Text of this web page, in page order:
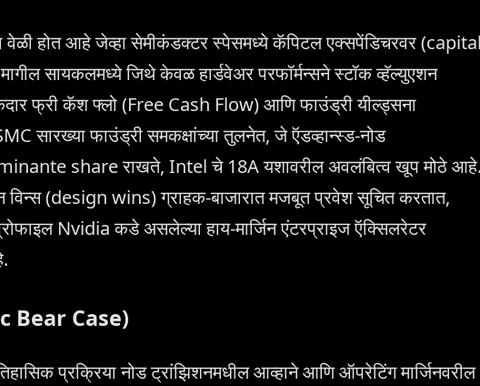
होत आहे जेव्हा सेमीकंडक्टर स्पेसमध्ये कॅपिटल एक्सपेंडिचरवर
सायकलमध्ये जिथे केवळ हार्डवेअर परफॉर्मन्सने स्टॉक व्हॅल्युएशन
फ्री कॅश फ्लो (Free Cash Flow) आणि फाउंड्री यील्ड्सना
सारख्या फाउंड्री समकक्षांच्या तुलनेत, जे ऍडव्हान्स्ड-नोड
share राखते, Intel चे 18A यशावरील अवलंबित्व खूप मोठे
विन्स (design wins) ग्राहक-बाजारात मजबूत प्रवेश सूचित करतात,
Nvidia कडे असलेल्या हाय-मार्जिन एंटरप्राइज ऍक्सिलरेटर
Bear Case)
प्रक्रिया नोड ट्रांझिशनमधील आव्हाने आणि ऑपरेटिंग मार्जिनवरील